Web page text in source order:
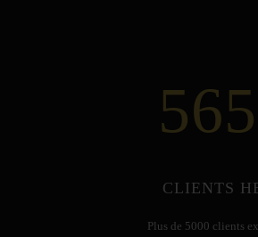
CLIENTS
Plus de 5000 clients